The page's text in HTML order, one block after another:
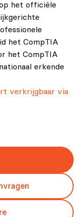
het officiële
het CompTIA
het CompTIA
erkende
verkrijgbaar via